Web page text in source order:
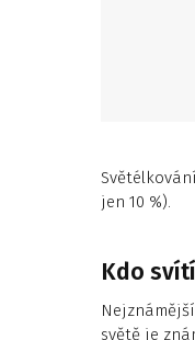
jen 10 %).
Kdo
světě je